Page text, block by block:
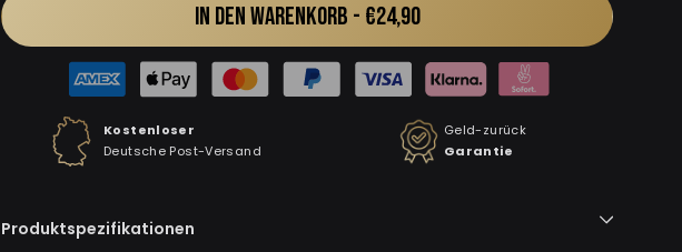
IN DEN WARENKORB - €24,90
Kostenloser
Deutsche Post-Versand
Geld-zurück
Garantie
Produktspezifikationen